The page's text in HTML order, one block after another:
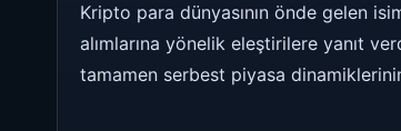
Kripto para dünyasının önde gelen
alımlarına yönelik eleştirilere yanıt
tamamen serbest piyasa